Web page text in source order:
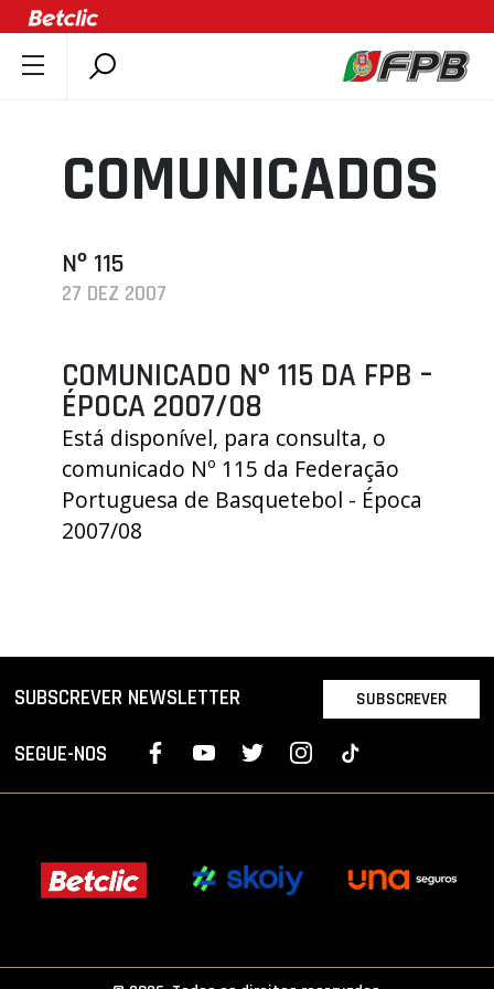
DOCUMENTOS
ÚLTIMAS
ASSOCIAÇÕES
CLUBES
AGENDA
SELEÇÕES
MINIBASQUETE
ÁREA TÉCNICA
PROJETOS
COMUNICADOS
Nº 115
27 DEZ 2007
COMUNICADO Nº 115 DA FPB –
ÉPOCA 2007/08
Está disponível, para consulta, o
comunicado Nº 115 da Federação
Portuguesa de Basquetebol - Época
2007/08
SUBSCREVER NEWSLETTER SUBSCREVER
SEGUE-NOS